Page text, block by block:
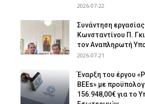
2026-07-22
Συνάντηση
Κωνσταντίνου Π.
τον Αναπληρωτή
2026-07-21
Έναρξη του έργου
BEEs» με
156.948,00€ για το